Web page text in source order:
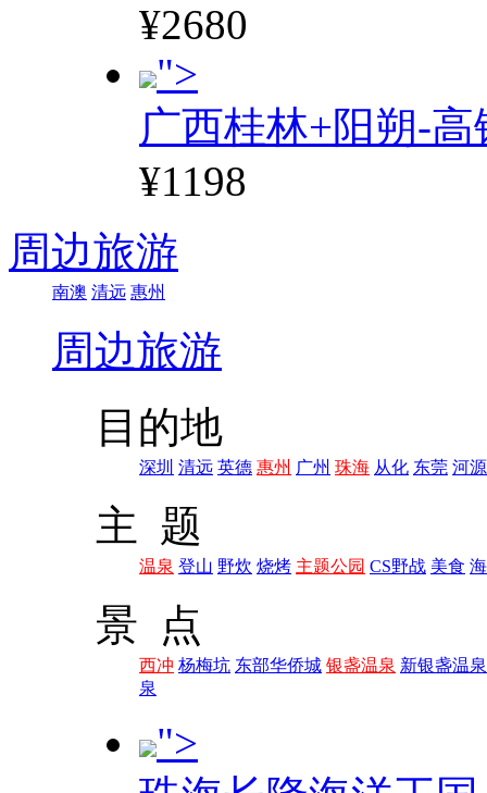
¥2680
">
广西桂林+阳朔-高
¥1198
周边旅游
南澳 清远 惠州
周边旅游
目的地
深圳 清远 英德 惠州 广州 珠海 从化 东莞 河源
主 题
温泉 登山 野炊 烧烤 主题公园 CS野战 美食
景 点
西冲 杨梅坑 东部华侨城 银盏温泉 新银盏温泉
泉
">